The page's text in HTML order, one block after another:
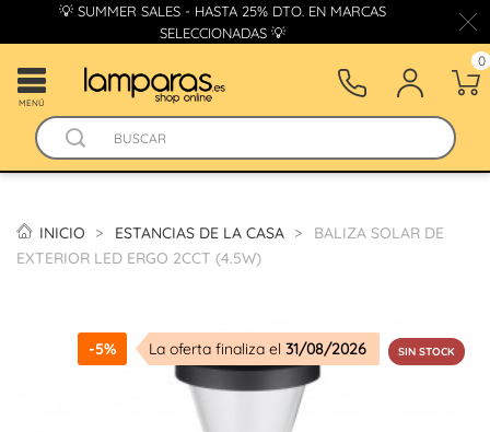
💡 SUMMER SALES - HASTA 25% DTO. EN MARCAS
SELECCIONADAS 💡
MENÚ
0
INICIO ESTANCIAS DE LA CASA
BALIZA SOLAR DE
EXTERIOR LED ERGO 2CCT (4.5W)
-5% La oferta finaliza el 31/08/2026 SIN STOCK